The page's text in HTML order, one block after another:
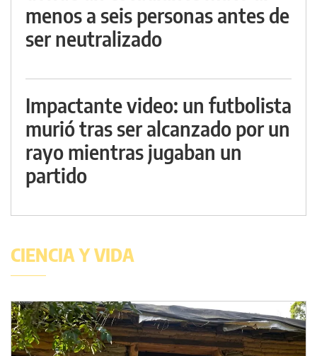
menos a seis personas antes de
ser neutralizado
Impactante video: un futbolista
murió tras ser alcanzado por un
rayo mientras jugaban un
partido
CIENCIA Y VIDA